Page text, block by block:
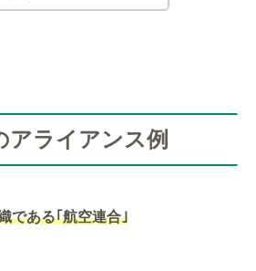
アライアンス例
である｢航空連合｣